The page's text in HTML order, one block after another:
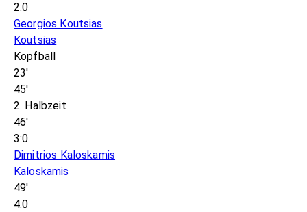
2:0
Georgios Koutsias
Koutsias
Kopfball
23'
45'
2. Halbzeit
46'
3:0
Dimitrios Kaloskamis
Kaloskamis
49'
4:0